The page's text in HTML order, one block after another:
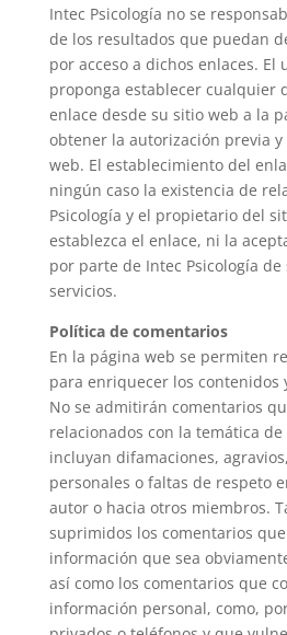
Intec Psicología no se
de los resultados que puedan
por acceso a dichos enlaces. El
proponga establecer cualquier
enlace desde su sitio web a la
obtener la autorización previa
web. El establecimiento del
ningún caso la existencia de
Psicología y el propietario del
establezca el enlace, ni la
por parte de Intec Psicología
servicios.
Política de comentarios
En la página web se permiten
para enriquecer los contenidos
No se admitirán comentarios
relacionados con la temática
incluyan difamaciones,
personales o faltas de respeto
autor o hacia otros miembros.
suprimidos los comentarios
información que sea
así como los comentarios que
información personal, como,